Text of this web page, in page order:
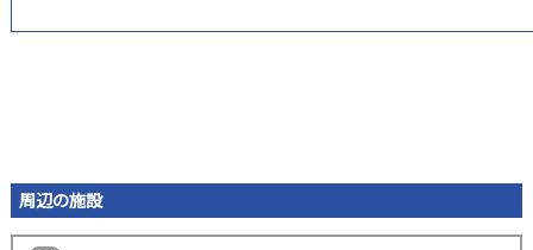
周辺の施設